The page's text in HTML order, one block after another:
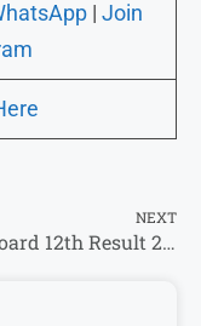
| Join
NEXT
Bihar Board 12th Result 2026 Date Out, चेक करे यहाँ से मेट्रिक रिजल्ट 2026 @biharboardonline.com